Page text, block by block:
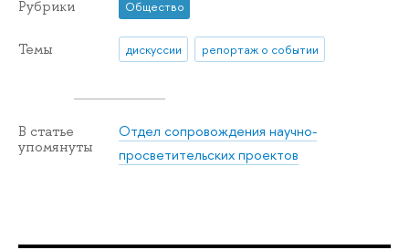
Рубрики Общество
Темы дискуссии репортаж о событии
В статье
упомянуты
Отдел сопровождения научно-
просветительских проектов